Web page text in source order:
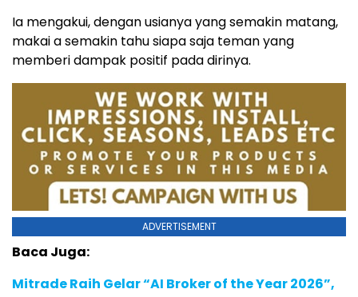
Ia mengakui, dengan usianya yang semakin matang,
makai a semakin tahu siapa saja teman yang
memberi dampak positif pada dirinya.
ADVERTISEMENT
Baca Juga:
Mitrade Raih Gelar “AI Broker of the Year 2026”,